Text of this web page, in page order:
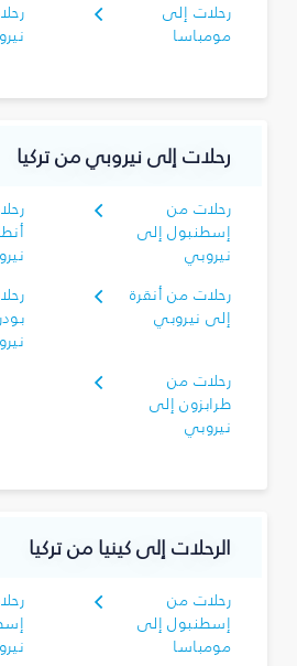
رحلات إلى
مومباسا
رحلات إلى نيروبي من تركيا
رحلات من
إسطنبول إلى
نيروبي
رحلات من أنقرة
إلى نيروبي
رحلات من
طرابزون إلى
نيروبي
الرحلات إلى كينيا من تركيا
رحلات من
إسطنبول إلى
مومباسا